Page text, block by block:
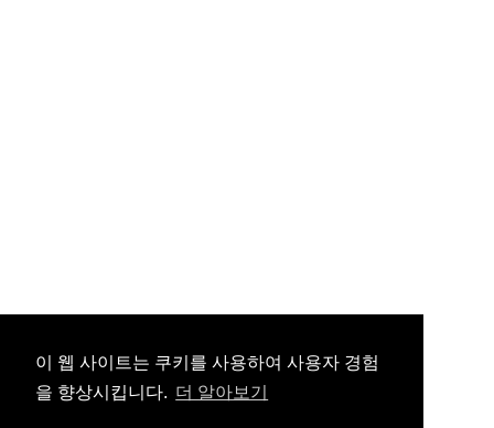
이 웹 사이트는 쿠키를 사용하여 사용자 경험
을 향상시킵니다. 더 알아보기